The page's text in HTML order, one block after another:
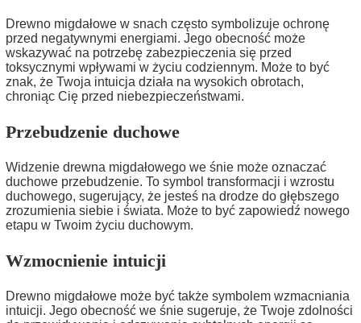
Drewno migdałowe w snach często symbolizuje ochronę
przed negatywnymi energiami. Jego obecność może
wskazywać na potrzebę zabezpieczenia się przed
toksycznymi wpływami w życiu codziennym. Może to być
znak, że Twoja intuicja działa na wysokich obrotach,
chroniąc Cię przed niebezpieczeństwami.
Przebudzenie duchowe
Widzenie drewna migdałowego we śnie może oznaczać
duchowe przebudzenie. To symbol transformacji i wzrostu
duchowego, sugerujący, że jesteś na drodze do głębszego
zrozumienia siebie i świata. Może to być zapowiedź nowego
etapu w Twoim życiu duchowym.
Wzmocnienie intuicji
Drewno migdałowe może być także symbolem wzmacniania
intuicji. Jego obecność we śnie sugeruje, że Twoje zdolności